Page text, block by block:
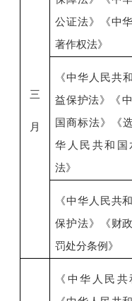
三
月
公证法》《中
著作权法》
《中华人民共
益保护法》
《
国商标法》
《
华人民共和国
法》
《中华人民共
保护法》
《财
罚处分条例》
《中华人民共